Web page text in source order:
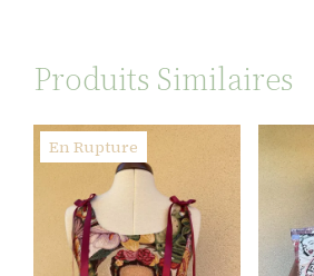
Produits Similaires
En Rupture